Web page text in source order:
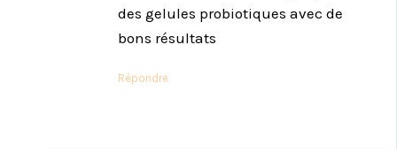
des gelules probiotiques avec de
bons résultats
Répondre